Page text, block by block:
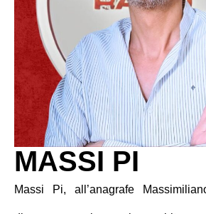
MASSI PI
Massi Pi, all’anagrafe